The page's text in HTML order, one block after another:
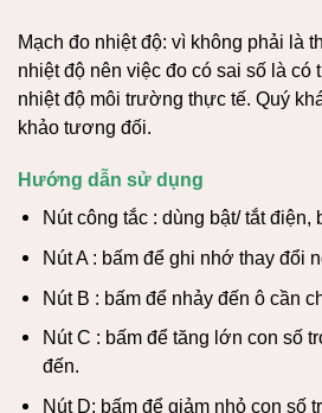
Mạch đo nhiệt độ: vì không phải là
nhiệt độ nên việc đo có sai số là có
nhiệt độ môi trường thực tế. Quý
khảo tương đối.
Hướng dẫn sử dụng
Nút công tắc : dùng bật/ tắt điện,
Nút A : bấm để ghi nhớ thay đổi
Nút B : bấm để nhảy đến ô cần
Nút C : bấm để tăng lớn con số
đến.
Nút D: bấm để giảm nhỏ con số